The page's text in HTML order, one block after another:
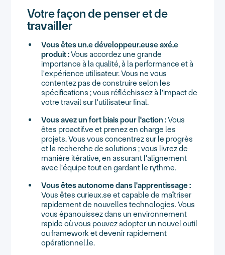
Votre façon de penser et de
travailler
Vous êtes un.e développeur.euse axé.e
produit :Vous accordez une grande
importance à la qualité, à la performance et à
l'expérience utilisateur. Vous ne vous
contentez pas de construire selon les
spécifications ; vous réfléchissez à l'impact de
votre travail sur l'utilisateur final.
Vous avez un fort biais pour l'action :Vous
êtes proactif.ve et prenez en charge les
projets. Vous vous concentrez sur le progrès
et la recherche de solutions ; vous livrez de
manière itérative, en assurant l'alignement
avec l'équipe tout en gardant le rythme.
Vous êtes autonome dans l'apprentissage :
Vous êtes curieux.se et capable de maîtriser
rapidement de nouvelles technologies. Vous
vous épanouissez dans un environnement
rapide où vous pouvez adopter un nouvel outil
ou framework et devenir rapidement
opérationnel.le.